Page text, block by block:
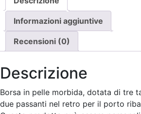
Informazioni aggiuntive
Recensioni (0)
Descrizione
Borsa in pelle morbida, dotata di tre
due passanti nel retro per il porto